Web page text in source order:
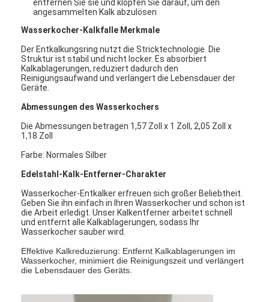
Startseite
Produkte
Über uns
entfernen Sie sie und klopfen Sie darauf, um den
angesammelten Kalk abzulösen
Wasserkocher-Kalkfalle Merkmale
Der Entkalkungsring nutzt die Stricktechnologie. Die
Struktur ist stabil und nicht locker. Es absorbiert
Kalkablagerungen, reduziert dadurch den
Reinigungsaufwand und verlängert die Lebensdauer der
Geräte.
Abmessungen des Wasserkochers
Die Abmessungen betragen 1,57 Zoll x 1 Zoll, 2,05 Zoll x
1,18 Zoll
Farbe: Normales Silber
Edelstahl-Kalk-Entferner-Charakter
Wasserkocher-Entkalker erfreuen sich großer Beliebtheit.
Geben Sie ihn einfach in Ihren Wasserkocher und schon ist
die Arbeit erledigt. Unser Kalkentferner arbeitet schnell
und entfernt alle Kalkablagerungen, sodass Ihr
Wasserkocher sauber wird.
Effektive Kalkreduzierung: Entfernt Kalkablagerungen im
Wasserkocher, minimiert die Reinigungszeit und verlängert
die Lebensdauer des Geräts.